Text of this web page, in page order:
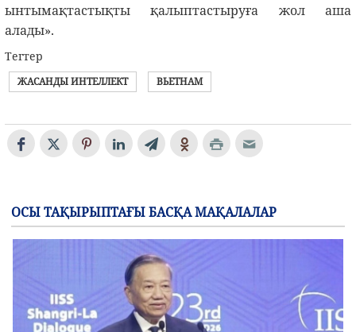
ынтымақтастықты қалыптастыруға жол аша
алады».
Тегтер
ЖАСАНДЫ ИНТЕЛЛЕКТ ВЬЕТНАМ
ОСЫ ТАҚЫРЫПТАҒЫ БАСҚА МАҚАЛАЛАР